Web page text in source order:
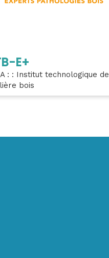
E+
: : Institut technologique de
bois